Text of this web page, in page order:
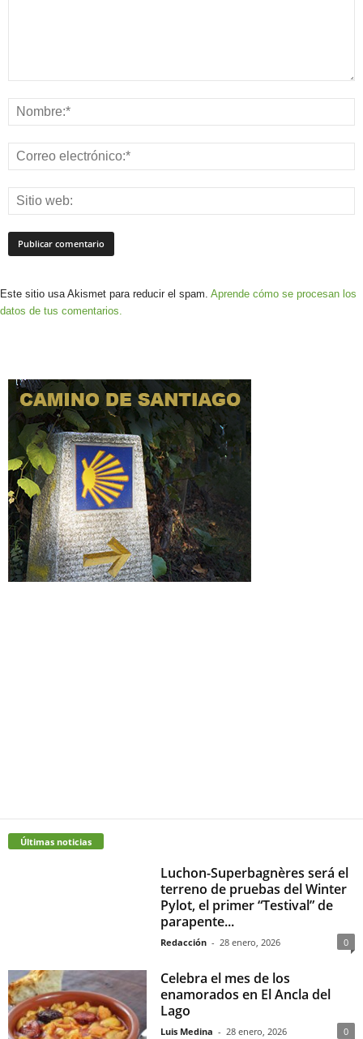
Este sitio usa Akismet para reducir el spam. Aprende cómo se procesan los
datos de tus comentarios.
Últimas noticias
Luchon-Superbagnères será el
terreno de pruebas del Winter
Pylot, el primer “Testival” de
parapente...
Redacción - 28 enero, 2026 0
Celebra el mes de los
enamorados en El Ancla del
Lago
Luis Medina - 28 enero, 2026 0